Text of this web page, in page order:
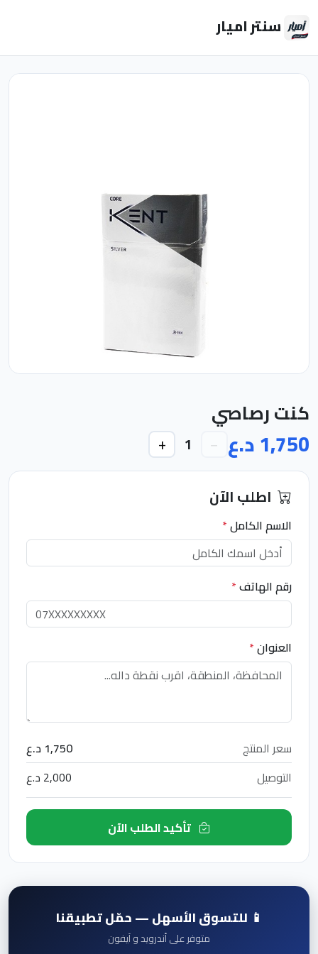
سنتر اميار
كنت رصاصي
1,750 د.ع −
1
+
اطلب الآن
الاسم الكامل*
رقم الهاتف*
العنوان*
سعر المنتج
1,750 د.ع
التوصيل
2,000 د.ع
📱 للتسوق الأسهل — حمّل تطبيقنا
متوفر على أندرويد و آيفون